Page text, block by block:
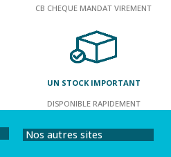
CB CHEQUE MANDAT VIREMENT
UN STOCK IMPORTANT
DISPONIBLE RAPIDEMENT
Nos autres sites